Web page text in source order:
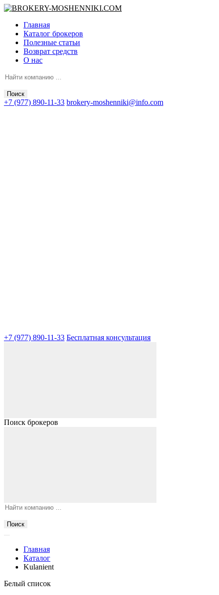
Главная
Каталог брокеров
Полезные статьи
Возврат средств
О нас
Поиск
+7 (977) 890-11-33 brokery-moshenniki@info.com
+7 (977) 890-11-33 Бесплатная консультация
Поиск брокеров
Поиск
Главная
Каталог
Kulanient
Белый список